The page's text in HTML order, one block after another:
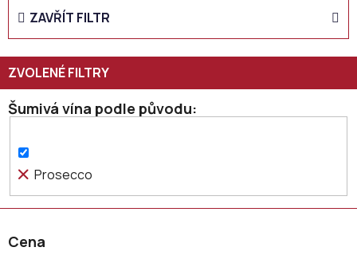
n
í
p
r
o
u
t
ů
ZAVŘÍT FILTR
Šumivá vína podle původu
Prosecco
Cena